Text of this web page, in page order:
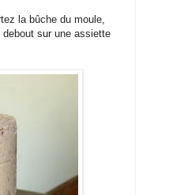
la bûche du moule,
sur une assiette